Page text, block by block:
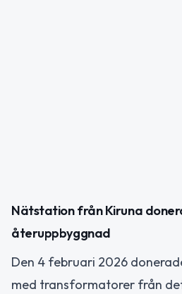
Nätstation från Kiruna
återuppbyggnad
Den 4 februari 2026
med transformatorer från